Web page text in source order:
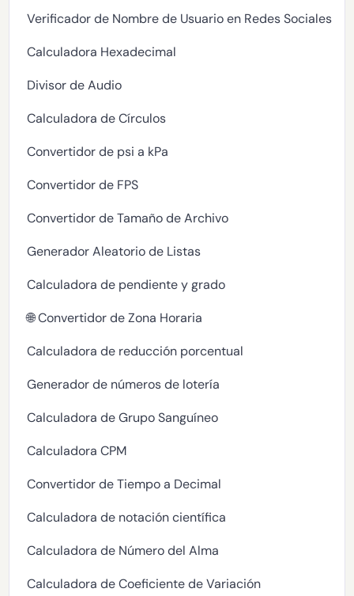
Verificador de Nombre de Usuario en Redes Sociales
Calculadora Hexadecimal
Divisor de Audio
Calculadora de Círculos
Convertidor de psi a kPa
Convertidor de FPS
Convertidor de Tamaño de Archivo
Generador Aleatorio de Listas
Calculadora de pendiente y grado
🌐 Convertidor de Zona Horaria
Calculadora de reducción porcentual
Generador de números de lotería
Calculadora de Grupo Sanguíneo
Calculadora CPM
Convertidor de Tiempo a Decimal
Calculadora de notación científica
Calculadora de Número del Alma
Calculadora de Coeficiente de Variación